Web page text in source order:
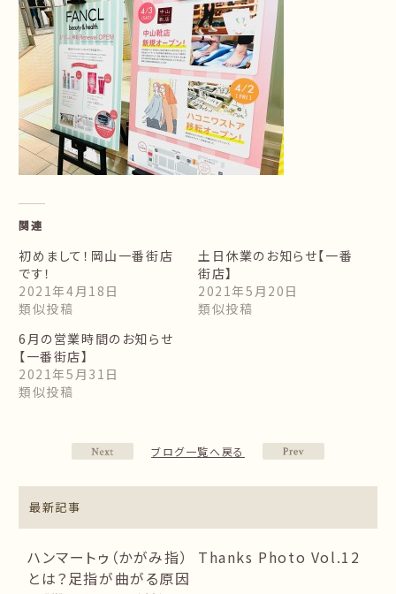
関連
初めまして！岡山一番街店
です！
2021年4月18日
類似投稿
土日休業のお知らせ【一番
街店】
2021年5月20日
類似投稿
6月の営業時間のお知らせ
【一番街店】
2021年5月31日
類似投稿
ブログ一覧へ戻る
最新記事
ハンマートゥ（かがみ指）
とは？足指が曲がる原因
Thanks Photo Vol.12